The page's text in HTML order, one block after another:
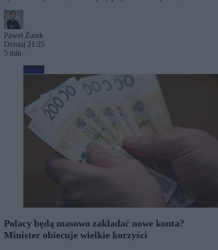
Paweł Żurek
Dzisiaj 21:25
5 min
Biznes
Polacy będą masowo zakładać nowe konta?
Minister obiecuje wielkie korzyści